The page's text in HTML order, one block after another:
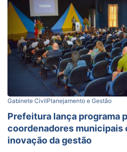
Gabinete CivilPlanejamento e Gestão
Prefeitura lança programa
coordenadores municipais
inovação da gestão